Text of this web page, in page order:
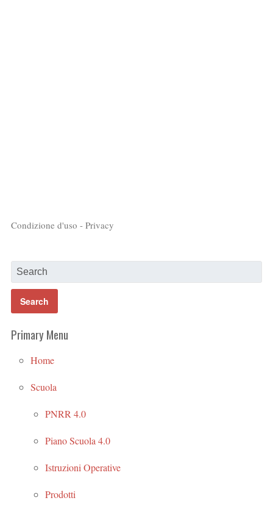
Condizione d'uso - Privacy
Primary Menu
Home
Scuola
PNRR 4.0
Piano Scuola 4.0
Istruzioni Operative
Prodotti